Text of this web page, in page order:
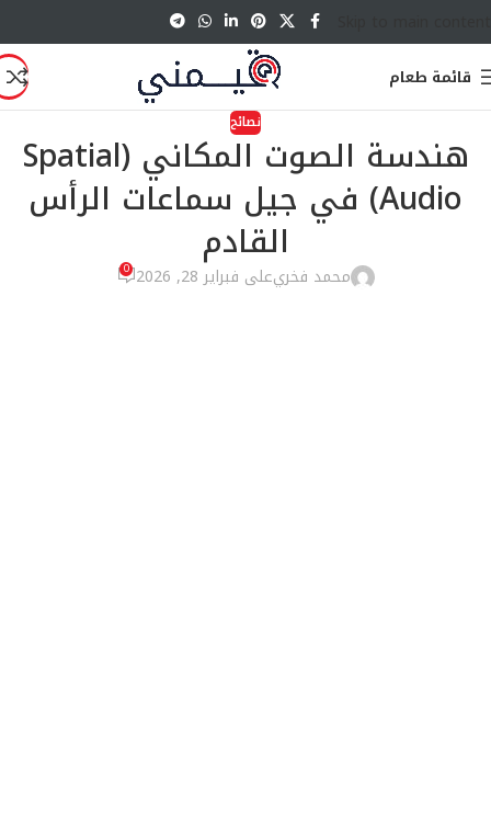
قائمة طعام
نصائح
هندسة الصوت المكاني (Spatial
Audio) في جيل سماعات الرأس
القادم
محمد فخريعلى فبراير 28, 2026 0